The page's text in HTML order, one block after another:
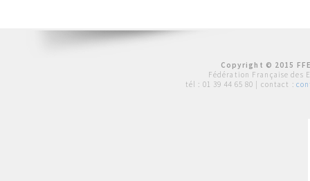
Copyright © 2015
Fédération Française des
tél : 01 39 44 65 80 | contact :